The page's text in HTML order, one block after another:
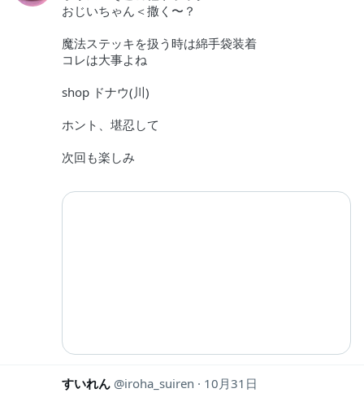
おじいちゃん＜撒く〜？
魔法ステッキを扱う時は綿手袋装着
コレは大事よね
shop ドナウ(川)
ホント、堪忍して
次回も楽しみ
すいれん iroha_suiren
10月31日